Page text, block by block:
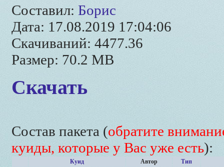
Составил: Борис
Дата: 17.08.2019 17:04:06
Скачиваний: 4477.36
Размер: 70.2 MB
Скачать
Состав пакета (обратите
куиды, которые у Вас уже есть):
Куид Автор
Тип